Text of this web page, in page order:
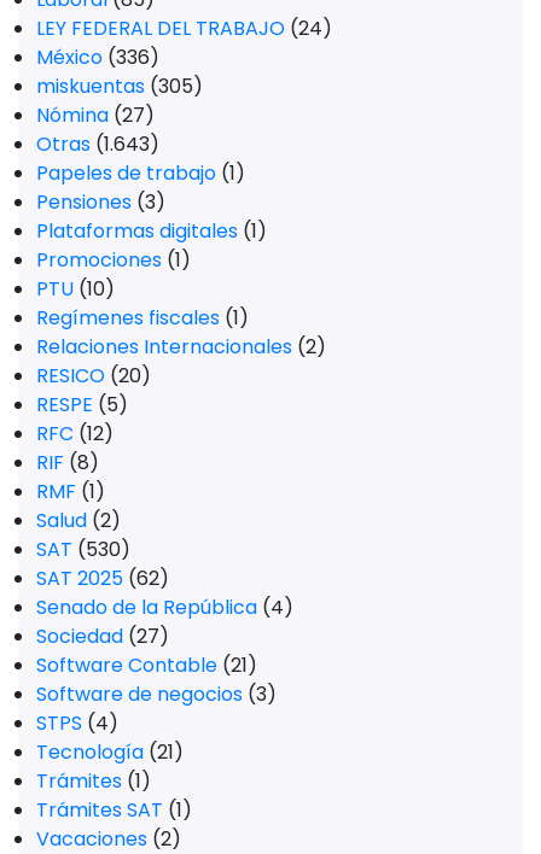
LEY FEDERAL DEL TRABAJO (24)
México (336)
miskuentas (305)
Nómina (27)
Otras (1.643)
Papeles de trabajo (1)
Pensiones (3)
Plataformas digitales (1)
Promociones (1)
PTU (10)
Regímenes fiscales (1)
Relaciones Internacionales (2)
RESICO (20)
RESPE (5)
RFC (12)
RIF (8)
RMF (1)
Salud (2)
SAT (530)
SAT 2025 (62)
Senado de la República (4)
Sociedad (27)
Software Contable (21)
Software de negocios (3)
STPS (4)
Tecnología (21)
Trámites (1)
Trámites SAT (1)
Vacaciones (2)